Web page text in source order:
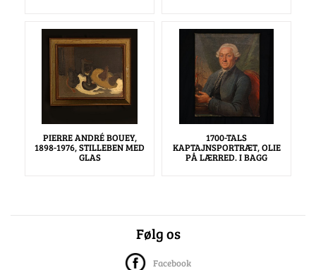
PIERRE ANDRÉ BOUEY,
1898-1976, STILLEBEN MED
GLAS
1700-TALS
KAPTAJNSPORTRÆT, OLIE
PÅ LÆRRED. I BAGG
Følg os
Facebook